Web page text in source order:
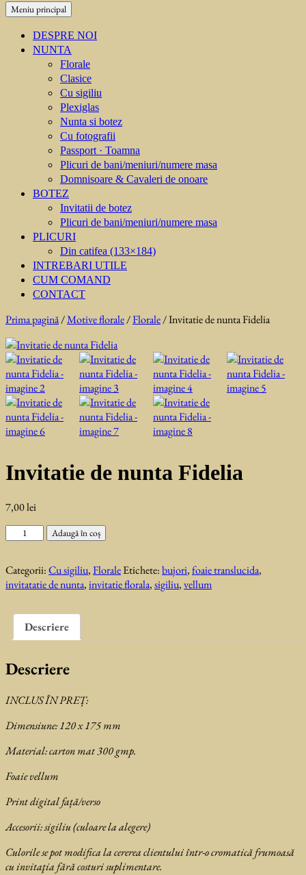
DESIDERIA
Creator de invitati
Meniu principal
DESPRE NOI
NUNTA
Florale
Clasice
Cu sigiliu
Plexiglas
Nunta si botez
Cu fotografii
Passport · Toamna
Plicuri de bani/meniuri/numere masa
Domnisoare & Cavaleri de onoare
BOTEZ
Invitatii de botez
Plicuri de bani/meniuri/numere masa
PLICURI
Din catifea (133×184)
INTREBARI UTILE
CUM COMAND
CONTACT
Prima pagină/Motive florale/Florale/ Invitatie de nunta Fidelia
Invitatie de nunta Fidelia
7,00lei
Cantitate
nunta
Fidelia
Adaugă în coș
Categorii:Cu sigiliu,FloraleEtichete:bujori,foaie translucida,
invitatatie de nunta,invitatie florala,sigiliu,vellum
Descriere
Descriere
INCLUS ÎN PREȚ:
Dimensiune: 120 x 175 mm
Material: carton mat 300 gmp.
Foaie vellum
Print digital față/verso
Accesorii: sigiliu (culoare la alegere)
Culorile se pot modifica la cererea clientului într-o cromatică frumoasă
cu invitaţia fără costuri suplimentare.